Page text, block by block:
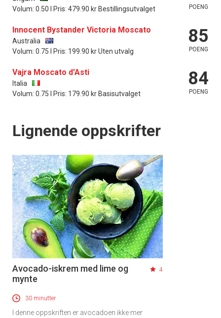
Volum: 0.50 l Pris: 479.90 kr Bestillingsutvalget
POENG
Innocent Bystander Victoria Moscato
Australia
Volum: 0.75 l Pris: 199.90 kr Uten utvalg
85
POENG
Vajra Moscato d'Asti
Italia
Volum: 0.75 l Pris: 179.90 kr Basisutvalget
84
POENG
Lignende oppskrifter
Avocado-iskrem med lime og
mynte
4
30 minutter
I denne oppskriften er avocadoen ikke mer